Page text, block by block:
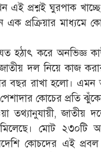
এই প্রশ্নই ঘুরপাক
প্রক্রিয়ার মাধ্যমে
হঠাৎ করে অনভিজ্ঞ
দল নিয়ে কাজ
বছর রাখা হলো। এমন
কোচের প্রতি
তথ্যানুযায়ী, জাতীয়
মোট ২৩০টি
কোচদের এই